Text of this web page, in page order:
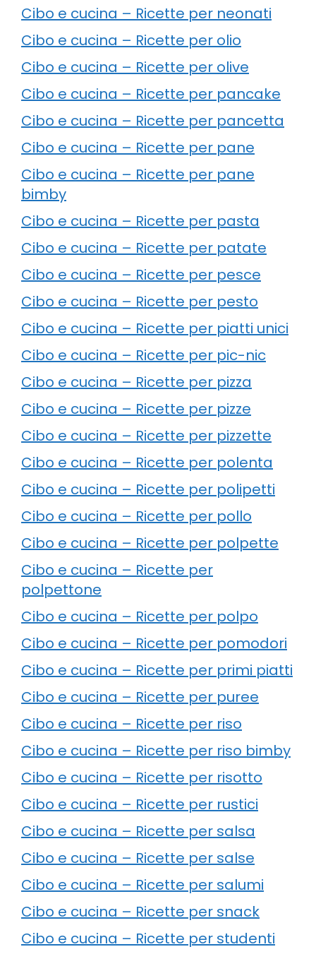
Cibo e cucina – Ricette per neonati
Cibo e cucina – Ricette per olio
Cibo e cucina – Ricette per olive
Cibo e cucina – Ricette per pancake
Cibo e cucina – Ricette per pancetta
Cibo e cucina – Ricette per pane
Cibo e cucina – Ricette per pane
bimby
Cibo e cucina – Ricette per pasta
Cibo e cucina – Ricette per patate
Cibo e cucina – Ricette per pesce
Cibo e cucina – Ricette per pesto
Cibo e cucina – Ricette per piatti unici
Cibo e cucina – Ricette per pic-nic
Cibo e cucina – Ricette per pizza
Cibo e cucina – Ricette per pizze
Cibo e cucina – Ricette per pizzette
Cibo e cucina – Ricette per polenta
Cibo e cucina – Ricette per polipetti
Cibo e cucina – Ricette per pollo
Cibo e cucina – Ricette per polpette
Cibo e cucina – Ricette per
polpettone
Cibo e cucina – Ricette per polpo
Cibo e cucina – Ricette per pomodori
Cibo e cucina – Ricette per primi piatti
Cibo e cucina – Ricette per puree
Cibo e cucina – Ricette per riso
Cibo e cucina – Ricette per riso bimby
Cibo e cucina – Ricette per risotto
Cibo e cucina – Ricette per rustici
Cibo e cucina – Ricette per salsa
Cibo e cucina – Ricette per salse
Cibo e cucina – Ricette per salumi
Cibo e cucina – Ricette per snack
Cibo e cucina – Ricette per studenti